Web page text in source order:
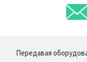
Передавая